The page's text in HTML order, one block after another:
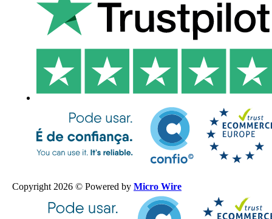
Copyright 2026 © Powered by Micro Wire